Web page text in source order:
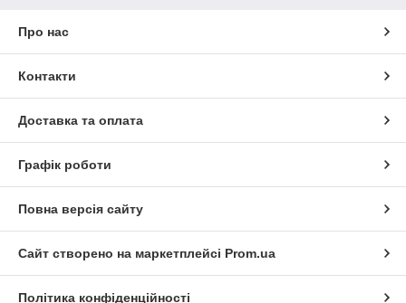
Про нас
Контакти
Доставка та оплата
Графік роботи
Повна версія сайту
Сайт створено на маркетплейсі Prom.ua
Політика конфіденційності